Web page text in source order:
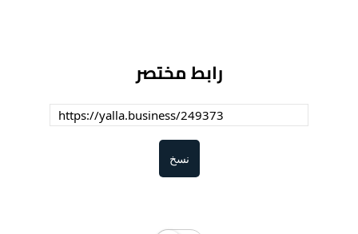
رابط مختصر
نسخ